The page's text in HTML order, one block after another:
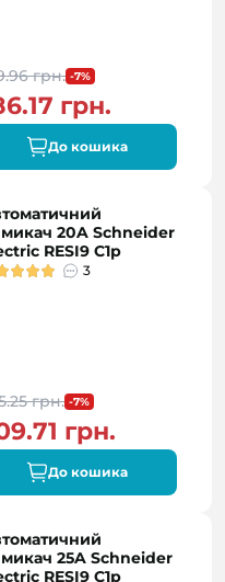
грн. -7%
грн.
До кошика
20A Schneider
RESI9 C1р
3
грн. -7%
грн.
До кошика
25A Schneider
RESI9 C1р